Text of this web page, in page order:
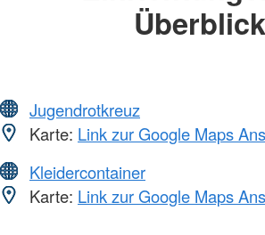
Überblick
Jugendrotkreuz
Karte: Link zur Google Maps
Kleidercontainer
Karte: Link zur Google Maps